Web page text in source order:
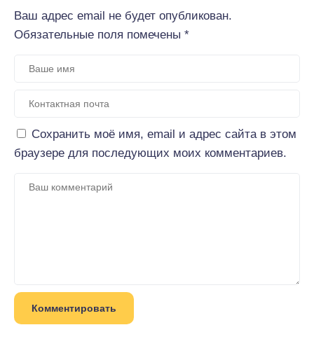
Ваш адрес email не будет опубликован.
Обязательные поля помечены *
Сохранить моё имя, email и адрес сайта в этом
браузере для последующих моих комментариев.